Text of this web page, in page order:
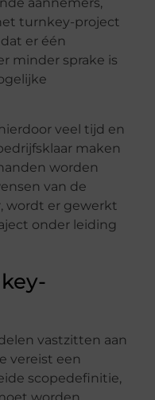
aannemers,
turnkey-project
er één
minder sprake is
veel tijd en
maken
worden
van de
wordt er gewerkt
onder leiding
vastzitten aan
vereist een
scopedefinitie,